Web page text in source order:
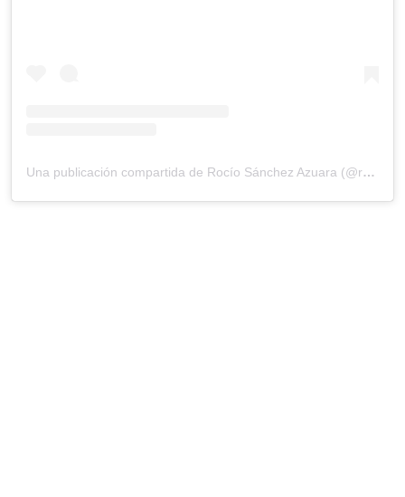
Una publicación compartida de Rocío Sánchez Azuara (@rocio_sazuara)